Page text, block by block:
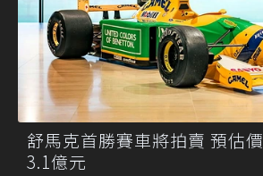
舒馬克首勝賽車將拍賣 預估
3.1億元